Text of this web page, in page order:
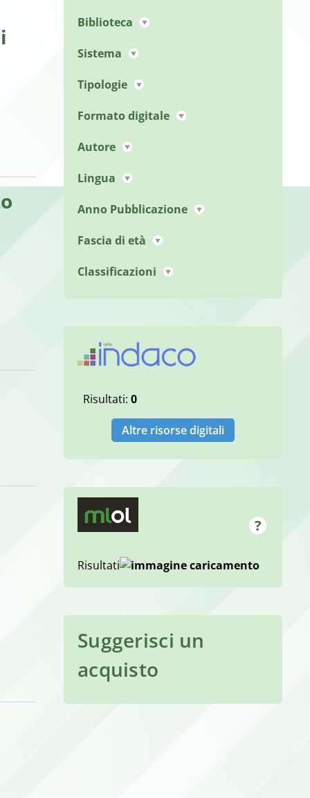
Biblioteca
Sistema
Tipologie
Formato digitale
Autore
Lingua
Anno Pubblicazione
Fascia di età
Classificazioni
Risultati: 0
Altre risorse digitali
Risultati
Suggerisci un
acquisto